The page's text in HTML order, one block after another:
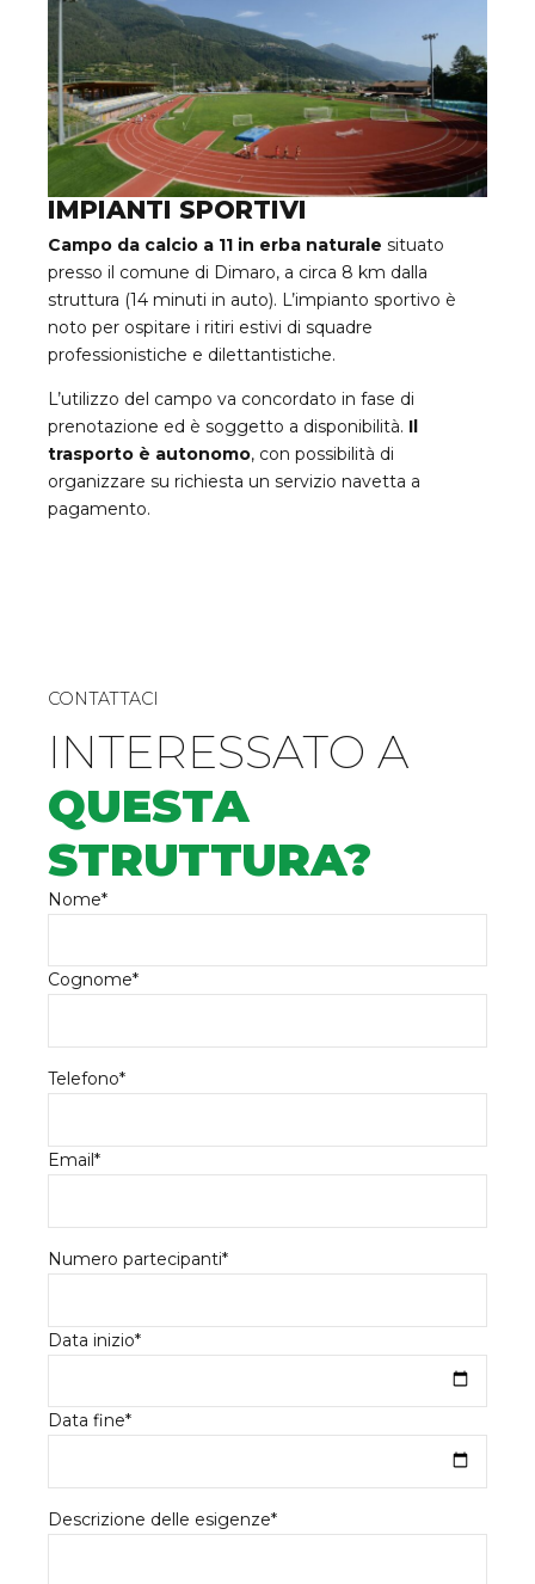
IMPIANTI SPORTIVI
Campo da calcio a 11 in erba naturale situato
presso il comune di Dimaro, a circa 8 km dalla
struttura (14 minuti in auto). L’impianto sportivo è
noto per ospitare i ritiri estivi di squadre
professionistiche e dilettantistiche.
L’utilizzo del campo va concordato in fase di
prenotazione ed è soggetto a disponibilità. Il
trasporto è autonomo, con possibilità di
organizzare su richiesta un servizio navetta a
pagamento.
CONTATTACI
INTERESSATO A
QUESTA
STRUTTURA?
Nome*
Cognome*
Telefono*
Email*
Numero partecipanti*
Data inizio*
Data fine*
Descrizione delle esigenze*